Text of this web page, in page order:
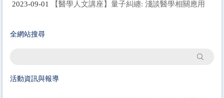
2023-09-01 【醫學人文講座】量子糾纏: 淺談醫學相關應用
全網站搜尋
搜尋
活動資訊與報導